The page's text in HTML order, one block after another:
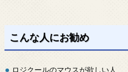
こんな人にお勧め
ロジクールのマウスが欲しい人